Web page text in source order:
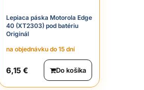
Lepiaca páska Motorola Edge
40 (XT2303) pod batériu
Originál
na objednávku do 15 dní
6,15 € Do košíka